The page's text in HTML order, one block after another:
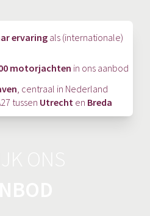
ervaring als (internationale)
motorjachten in ons aanbod
, centraal in Nederland
tussen Utrecht en Breda